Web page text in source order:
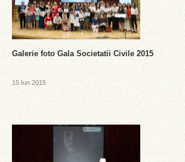
Galerie foto Gala Societatii Civile 2015
15 Iun 2015